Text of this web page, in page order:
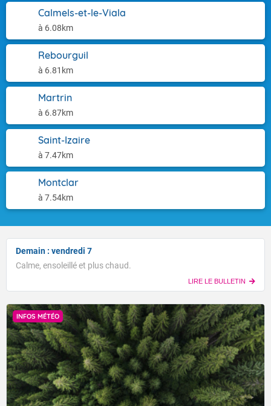
Calmels-et-le-Viala
à 6.08km
Rebourguil
à 6.81km
Martrin
à 6.87km
Saint-Izaire
à 7.47km
Montclar
à 7.54km
Demain : vendredi 7
Calme, ensoleillé et plus chaud.
LIRE LE BULLETIN
INFOS MÉTÉO